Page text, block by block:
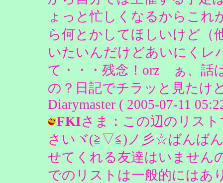
ょっと忙しくなるからこれ
ら何とかしてほしいけど
いたいんだけどあいにくレ
て・・・残念！orz ぁ、話
の？日記でチラッと見たけ
Diarymaster ( 2005-07-11
FKIさま：この辺のリス
さいヾ(≧▽≦)ノ彡☆ばんば
せてくれる友達はいませ
でのリストは一般的にはあ